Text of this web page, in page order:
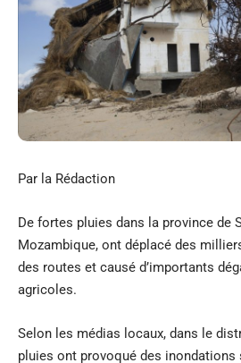
Par la Rédaction
De fortes pluies dans la province de
Mozambique, ont déplacé des
des routes et causé d’importants
agricoles.
Selon les médias locaux, dans le
pluies ont provoqué des inondations